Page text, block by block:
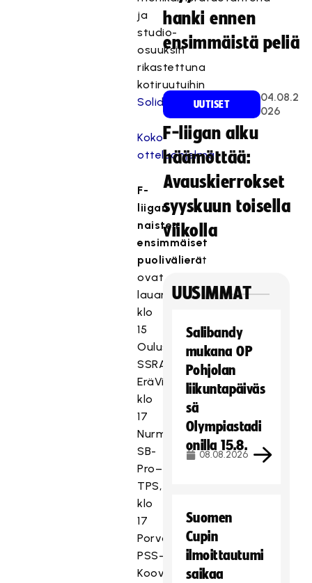
ja
studio-
osuuksin
rikastettuna
kotiruutuihin
Solidsport.
Koko
otteluohjelma
F-
liigan
naisten
ensimmäiset
puolivälierät
ovat
lauantaina
klo
15
Oulussa
SSRA–
EräViikingit,
klo
17
Nurmijärvellä
SB-
Pro–
TPS,
klo
17
Porvoossa
PSS–
Koovee
hanki ennen
ensimmäistä peliä
UUTISET
04.08.2
026
F-liigan alku
häämöttää:
Avauskierrokset
syyskuun toisella
viikolla
UUSIMMAT
Salibandy
mukana OP
Pohjolan
liikuntapäiväs
sä
Olympiastadi
onilla 15.8.
08.08.2026
Suomen
Cupin
ilmoittautumi
saikaa